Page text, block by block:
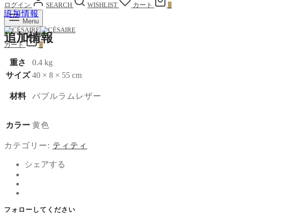
ログイン SEARCH WISHLIST カート
Menu
カート 0
追加情報
追加情報
重さ
0.4 kg
サイズ 40 × 8 × 55 cm
材料 バブルラムレザー
カラー 黄色
カテゴリー: ティティ
シェアする
フォローしてください